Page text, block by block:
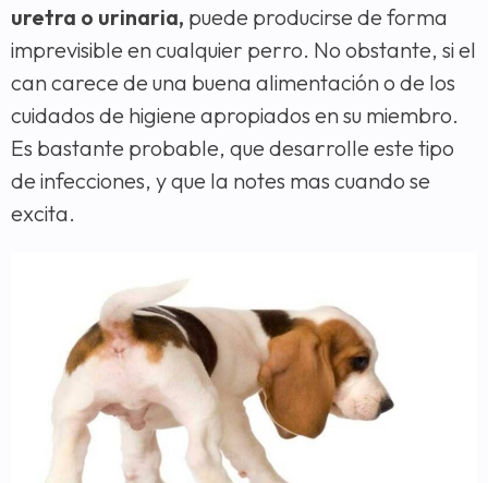
uretra o urinaria, puede producirse de forma
imprevisible en cualquier perro. No obstante, si el
can carece de una buena alimentación o de los
cuidados de higiene apropiados en su miembro.
Es bastante probable, que desarrolle este tipo
de infecciones, y que la notes mas cuando se
excita.